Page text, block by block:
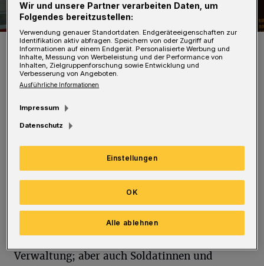
Schriftzug an der Hünefeldstraße.
Foto: Christoph Petersen
D ie Bundeswehr bietet mehr als 60
Ausbildungsberufe und über 30
Studiengänge. Dafür sucht sie qualifizierte
Bewerberinnen und Bewerber – im
militärischen und im zivilen Bereich. Gefragt
sind Fachleute für die
Informationstechnologie, Kommunikation und
Verwaltung; aber auch Soldatinnen und
Wir und unsere Partner verarbeiten Daten, um
Folgendes bereitzustellen:
Verwendung genauer Standortdaten. Endgeräteeigenschaften zur
Identifikation aktiv abfragen. Speichern von oder Zugriff auf
Informationen auf einem Endgerät. Personalisierte Werbung und
Inhalte, Messung von Werbeleistung und der Performance von
Inhalten, Zielgruppenforschung sowie Entwicklung und
Verbesserung von Angeboten.
Ausführliche Informationen
Impressum
Datenschutz
Einstellungen
Alle ablehnen
OK